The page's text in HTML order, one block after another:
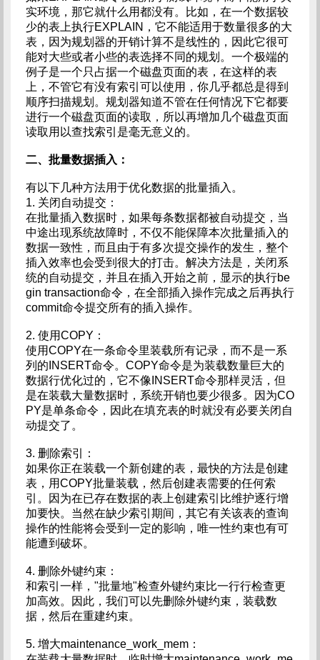
实环境，那它就什么用都没有。比如，在一个数据较
少的表上执行EXPLAIN，它不能适用于数量很多的大
表，因为规划器的开销计算不是线性的，因此它很可
能对大些或者小些的表选择不同的规划。一个极端的
例子是一个只占据一个磁盘页面的表，在这样的表
上，不管它有没有索引可以使用，你几乎都总是得到
顺序扫描规划。规划器知道不管在任何情况下它都要
进行一个磁盘页面的读取，所以再增加几个磁盘页面
读取用以查找索引是毫无意义的。
二、批量数据插入：
有以下几种方法用于优化数据的批量插入。
1. 关闭自动提交：
在批量插入数据时，如果每条数据都被自动提交，当
中途出现系统故障时，不仅不能保障本次批量插入的
数据一致性，而且由于有多次提交操作的发生，整个
插入效率也会受到很大的打击。解决方法是，关闭系
统的自动提交，并且在插入开始之前，显示的执行be
gin transaction命令，在全部插入操作完成之后再执行
commit命令提交所有的插入操作。
2. 使用COPY：
使用COPY在一条命令里装载所有记录，而不是一系
列的INSERT命令。COPY命令是为装载数量巨大的
数据行优化过的，它不像INSERT命令那样灵活，但
是在装载大量数据时，系统开销也要少很多。因为CO
PY是单条命令，因此在填充表的时就没有必要关闭自
动提交了。
3. 删除索引：
如果你正在装载一个新创建的表，最快的方法是创建
表，用COPY批量装载，然后创建表需要的任何索
引。因为在已存在数据的表上创建索引比维护逐行增
加要快。当然在缺少索引期间，其它有关该表的查询
操作的性能将会受到一定的影响，唯一性约束也有可
能遭到破坏。
4. 删除外键约束：
和索引一样，"批量地"检查外键约束比一行行检查更
加高效。因此，我们可以先删除外键约束，装载数
据，然后在重建约束。
5. 增大maintenance_work_mem：